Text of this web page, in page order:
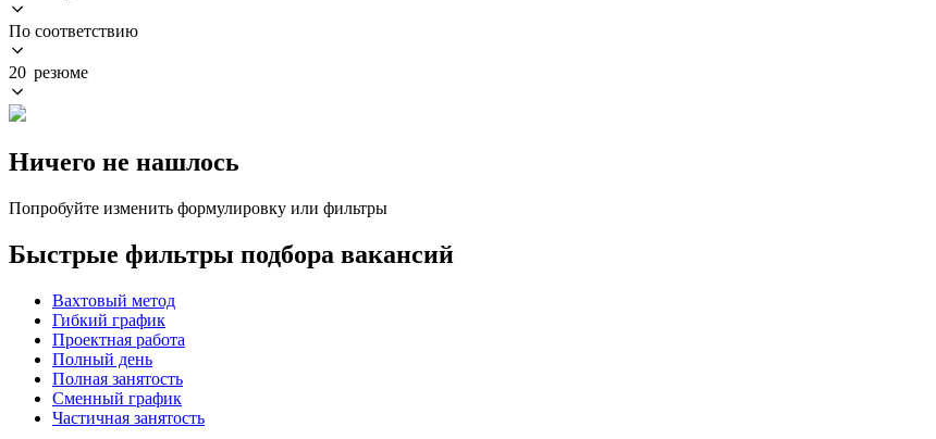
По соответствию
20 резюме
Ничего не нашлось
Попробуйте изменить формулировку или фильтры
Быстрые фильтры подбора вакансий
Вахтовый метод
Гибкий график
Проектная работа
Полный день
Полная занятость
Сменный график
Частичная занятость